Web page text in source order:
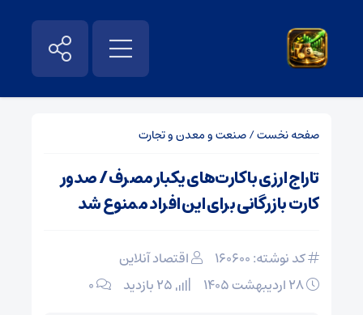
صفحه نخست/صنعت و معدن و تجارت
تاراج ارزی با کارت‌های یکبار مصرف / صدور
کارت بازرگانی برای این افراد ممنوع شد
کد نوشته: 160600
اقتصاد آنلاین
۰